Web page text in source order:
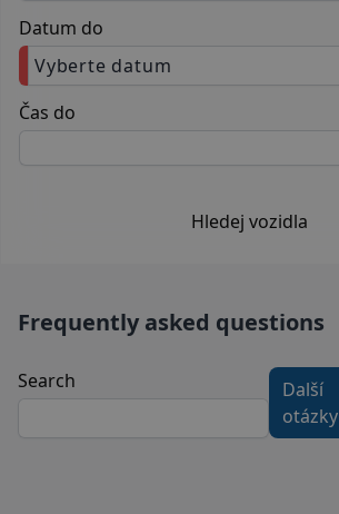
Datum do
Vyberte datum
Čas do
Hledej vozidla
Frequently asked questions
Search
Další
otázky